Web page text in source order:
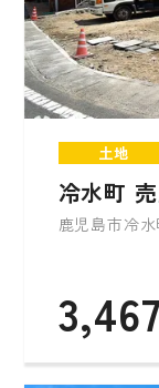
土地
冷水町
鹿児島市冷
3,467